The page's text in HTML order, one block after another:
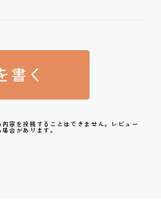
書く
容を投稿することはできません。レビュー
合があります。